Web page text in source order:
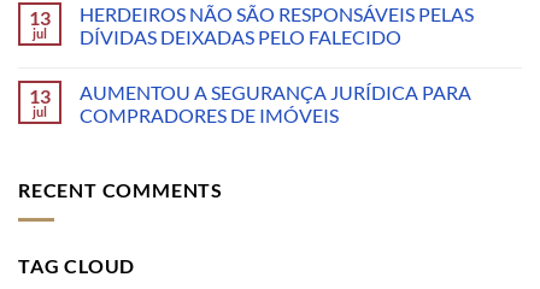
13
jul
HERDEIROS NÃO SÃO RESPONSÁVEIS PELAS
DÍVIDAS DEIXADAS PELO FALECIDO
13
jul
AUMENTOU A SEGURANÇA JURÍDICA PARA
COMPRADORES DE IMÓVEIS
RECENT COMMENTS
TAG CLOUD